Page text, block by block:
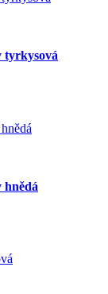
tyrkysová